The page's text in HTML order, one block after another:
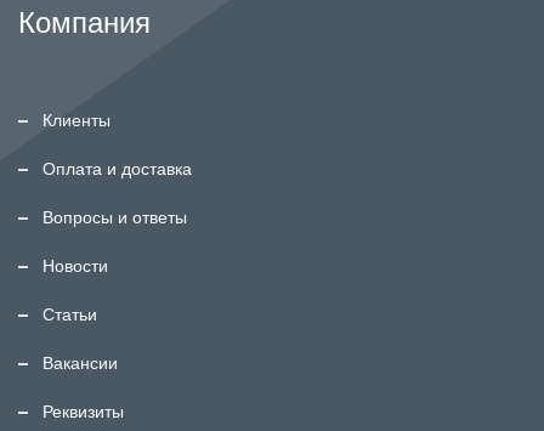
Компания
Клиенты
Оплата и доставка
Вопросы и ответы
Новости
Статьи
Вакансии
Реквизиты